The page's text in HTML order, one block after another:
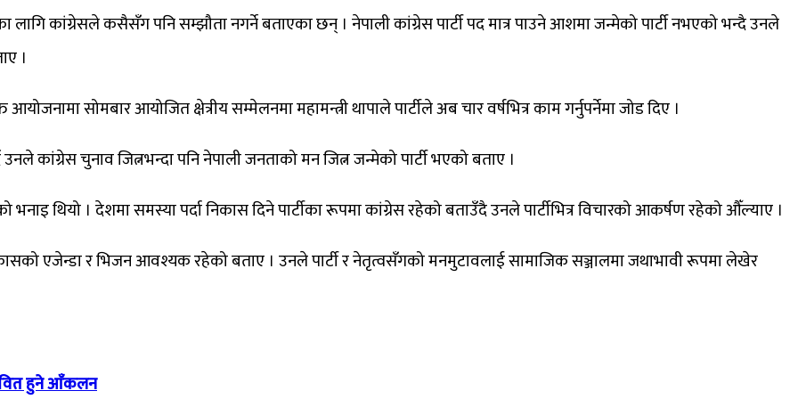
लागि कांग्रेसले कसैसँग पनि सम्झौता नगर्ने बताएका छन् । नेपाली कांग्रेस पार्टी पद मात्र पाउने आशमा जन्मेको पार्टी नभएको भन्दै उनले
।
सोमबार आयोजित क्षेत्रीय सम्मेलनमा महामन्त्री थापाले पार्टीले अब चार वर्षभित्र काम गर्नुपर्नेमा जोड दिए ।
कांग्रेस चुनाव जित्नभन्दा पनि नेपाली जनताको मन जित्न जन्मेको पार्टी भएको बताए ।
थियो । देशमा समस्या पर्दा निकास दिने पार्टीका रूपमा कांग्रेस रहेको बताउँदै उनले पार्टीभित्र विचारको आकर्षण रहेको औँल्याए ।
एजेन्डा र भिजन आवश्यक रहेको बताए । उनले पार्टी र नेतृत्वसँगको मनमुटावलाई सामाजिक सञ्जालमा जथाभावी रूपमा लेखेर
हुने आँकलन